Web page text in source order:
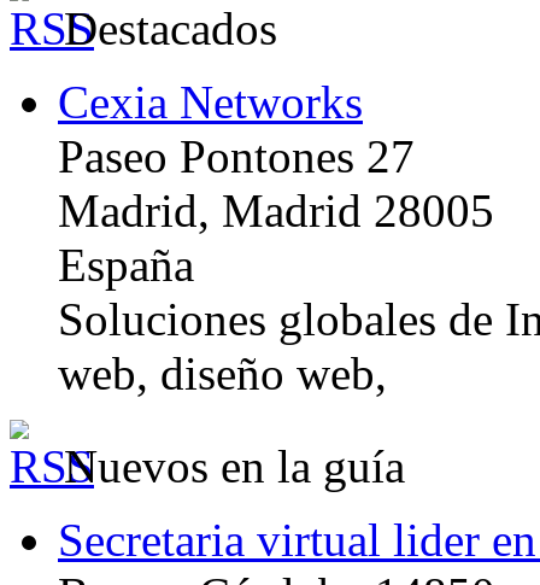
Destacados
Cexia Networks
Paseo Pontones 27
Madrid, Madrid 28005
España
Soluciones globales de
web, diseño web,
Nuevos en la guía
Secretaria virtual lider